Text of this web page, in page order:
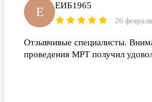
Е ЕИБ1965
26
Отзывчивые специалисты.
проведения МРТ получил